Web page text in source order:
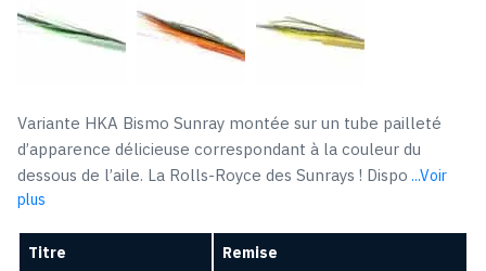
Variante HKA Bismo Sunray montée sur un tube pailleté
d’apparence délicieuse correspondant à la couleur du
dessous de l’aile. La Rolls-Royce des Sunrays ! Dispo ...Voir
plus
Titre Remise